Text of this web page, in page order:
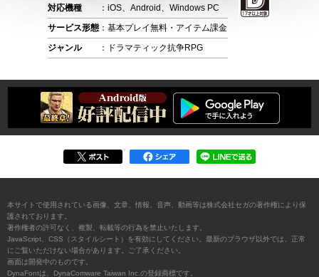
対応機種
：iOS、Android、Windows PC
サービス形態 ：基本プレイ無料・アイテム課金
ジャンル
：ドラマティック抗争RPG
本サイトで使用されている画像、文章、情報、音声、動画等は株式会社セガの著作権により保
護されております。
著作権者の許可なく、複製、転載等の行為を禁止いたします。
JavaScript、CSS（スタイルシート）を有効にしてください。最新のブラウザ以外では、正常
にご覧いただけない場合があります。ご了承ください。
画面は開発中のものです。
DynaFontは、DynaComware Taiwan Inc.の登録商標です。